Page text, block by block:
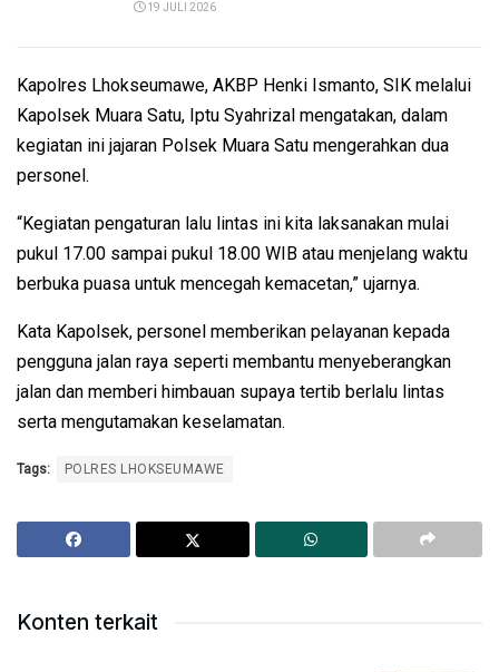
19 JULI 2026
Kapolres Lhokseumawe, AKBP Henki Ismanto, SIK melalui
Kapolsek Muara Satu, Iptu Syahrizal mengatakan, dalam
kegiatan ini jajaran Polsek Muara Satu mengerahkan dua
personel.
“Kegiatan pengaturan lalu lintas ini kita laksanakan mulai
pukul 17.00 sampai pukul 18.00 WIB atau menjelang waktu
berbuka puasa untuk mencegah kemacetan,” ujarnya.
Kata Kapolsek, personel memberikan pelayanan kepada
pengguna jalan raya seperti membantu menyeberangkan
jalan dan memberi himbauan supaya tertib berlalu lintas
serta mengutamakan keselamatan.
Tags: POLRES LHOKSEUMAWE
Konten terkait